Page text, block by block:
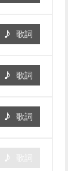
歌詞
歌詞
歌詞